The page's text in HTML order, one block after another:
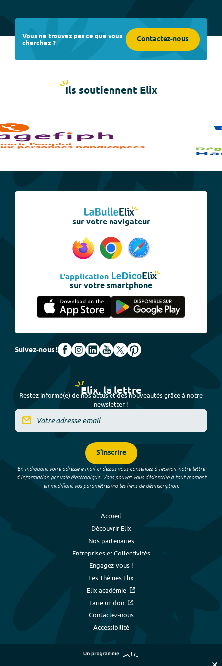
Vous ne trouvez pas ce que vous
cherchez ? Contactez-nous
Ils soutiennent Elix
sur votre navigateur
L'application
sur votre smartphone
Suivez-nous !
Elix, la lettre
Restez informé(e) de nos actus et des nouveautés grâce à notre
newsletter !
S'inscrire
En indiquant votre adresse e-mail ci-dessus vous consentez à recevoir notre lettre
d’information par voie électronique. Vous pouvez vous désinscrire à tout moment
en modifiant vos paramètres via les liens de désinscription.
Accueil
Découvrir Elix
Nos partenaires
Entreprises et Collectivités
Engagez-vous !
Les Thèmes Elix
Elix académie
Faire un don
Contactez-nous
Accessibilité